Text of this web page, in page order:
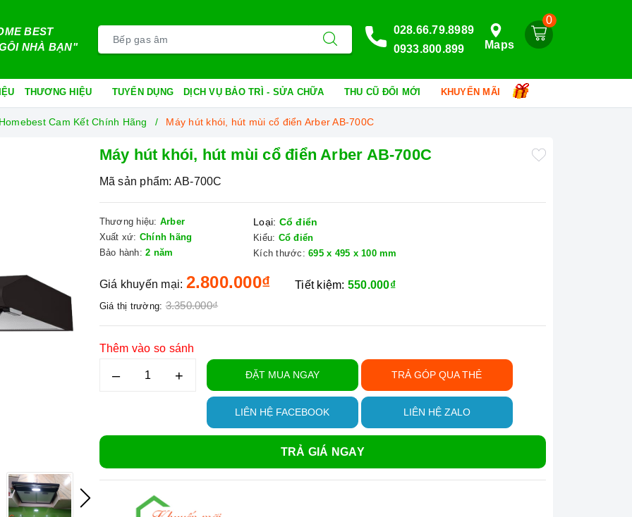
BEST
NHÀ BẠN"
0
Maps
028.66.79.8989
0933.800.899
THƯƠNG HIỆU TUYỂN DỤNG DỊCH VỤ BẢO TRÌ - SỬA CHỮA THU CŨ ĐỔI MỚI KHUYẾN MÃI
Cam Kết Chính Hãng Máy hút khói, hút mùi cổ điển Arber AB-700C
Máy hút khói, hút mùi cổ điển Arber AB-700C
Mã sản phẩm: AB-700C
Thương hiệu: Arber
Xuất xứ: Chính hãng
Bảo hành: 2 năm
Loại: Cổ điển
Kiểu: Cổ điển
Kích thước: 695 x 495 x 100 mm
Giá khuyến mại: 2.800.000₫
Giá thị trường: 3.350.000₫
Tiết kiệm: 550.000₫
Thêm vào so sánh
– + ĐẶT MUA NGAY TRẢ GÓP QUA THẺ
LIÊN HỆ FACEBOOK LIÊN HỆ ZALO
TRẢ GIÁ NGAY